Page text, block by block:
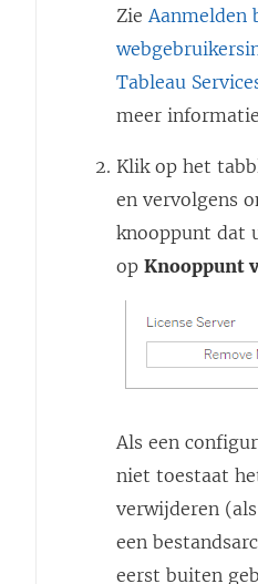
ZieAanmelden
Tableau
meer
Klik op het
en vervolgens
knooppunt dat
op Knooppunt
Als een
niet toestaat
verwijderen
een
eerst buiten